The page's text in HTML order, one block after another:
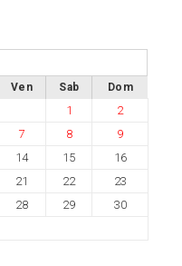
Ven Sab Dom
1
2
7 8
9
14 15
16
21 22
23
28 29
30